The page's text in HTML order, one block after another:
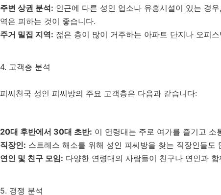
주변 상권 분석: 인근에 다른 성인 업소나 유흥시설이 있는 경
역은 피하는 것이 좋습니다.
주거 밀집 지역: 젊은 층이 많이 거주하는 아파트 단지나 오피
4. 고객층 분석
피씨천국 성인 피씨방의 주요 고객층은 다음과 같습니다:
20대 후반에서 30대 초반: 이 연령대는 주로 여가를 즐기고 소
직장인: 스트레스 해소를 위해 성인 피씨방을 찾는 직장인들도
연인 및 친구 모임: 다양한 연령대의 사람들이 친구나 연인과
5. 경쟁 분석